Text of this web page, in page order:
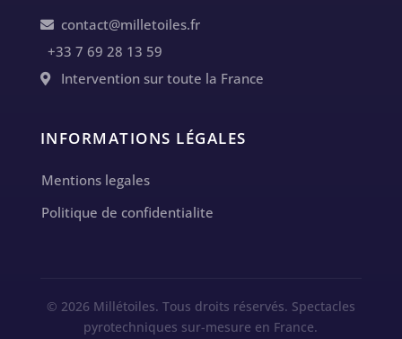
contact@milletoiles.fr
+33 7 69 28 13 59
Intervention sur toute la France
INFORMATIONS LÉGALES
Mentions legales
Politique de confidentialite
© 2026 Millétoiles. Tous droits réservés. Spectacles
pyrotechniques sur-mesure en France.